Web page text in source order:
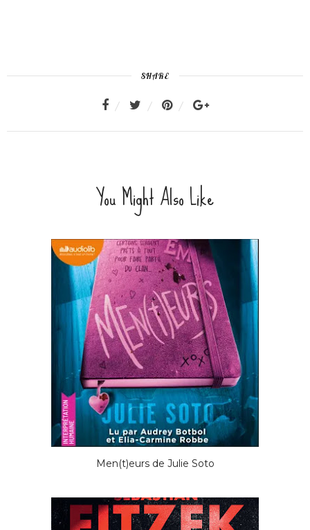
SHARE
You Might Also Like
Men(t)eurs de Julie Soto